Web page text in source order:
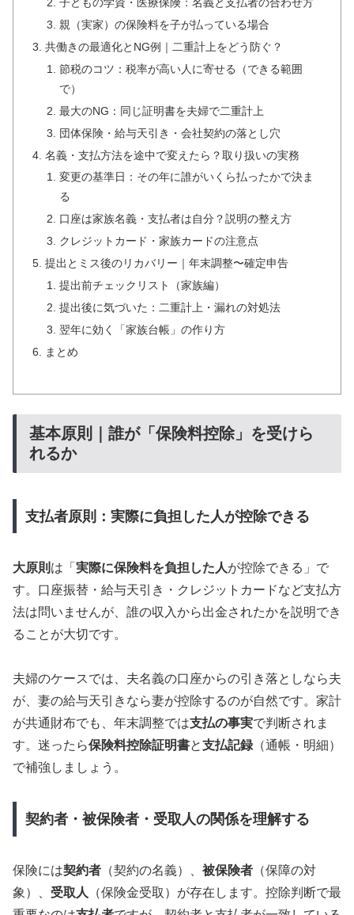
子どもの学資・医療保険：名義と支払者の合わせ方
親（実家）の保険料を子が払っている場合
共働きの最適化とNG例｜二重計上をどう防ぐ？
節税のコツ：税率が高い人に寄せる（できる範囲
で）
最大のNG：同じ証明書を夫婦で二重計上
団体保険・給与天引き・会社契約の落とし穴
名義・支払方法を途中で変えたら？取り扱いの実務
変更の基準日：その年に誰がいくら払ったかで決ま
る
口座は家族名義・支払者は自分？説明の整え方
クレジットカード・家族カードの注意点
提出とミス後のリカバリー｜年末調整〜確定申告
提出前チェックリスト（家族編）
提出後に気づいた：二重計上・漏れの対処法
翌年に効く「家族台帳」の作り方
まとめ
基本原則｜誰が「保険料控除」を受けら
れるか
支払者原則：実際に負担した人が控除できる
大原則 は「 実際に保険料を負担した人が控除できる」で
す。口座振替・給与天引き・クレジットカードなど支払方
法は問いませんが、誰の収入から出金されたかを説明でき
ることが大切です。
夫婦のケースでは、夫名義の口座からの引き落としなら夫
が、妻の給与天引きなら妻が控除するのが自然です。家計
が共通財布でも、年末調整では支払の事実で判断されま
す。迷ったら保険料控除証明書と支払記録（通帳・明細）
で補強しましょう。
契約者・被保険者・受取人の関係を理解する
保険には契約者 （契約の名義）、 被保険者 （保障の対
象）、 受取人
（保険金受取）が存在します。控除判断で最